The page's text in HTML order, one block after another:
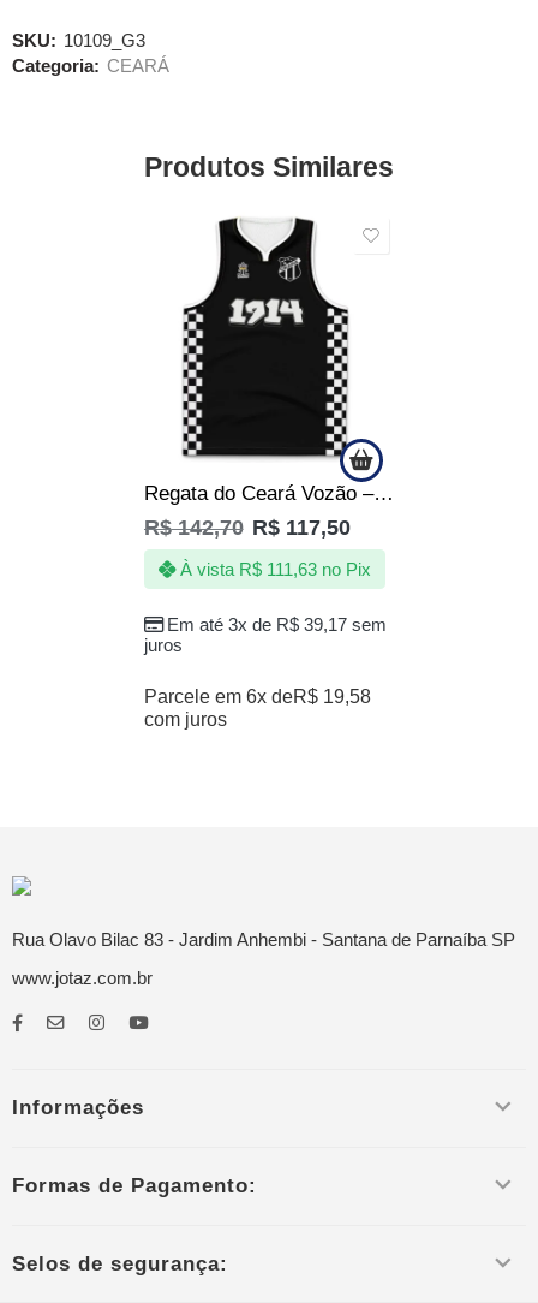
SKU: 10109_G3
Categoria: CEARÁ
Produtos Similares
Regata do Ceará Vozão – 1914 – Produto Oficial
R$142,70 R$117,50
Em até 3x de R$ 39,17 sem
juros
À vista R$ 111,63 no Pix
Parcele em 6x deR$19,58
com juros
Rua Olavo Bilac 83 - Jardim Anhembi - Santana de Parnaíba SP
www.jotaz.com.br
Informações
Formas de Pagamento:
Selos de segurança: